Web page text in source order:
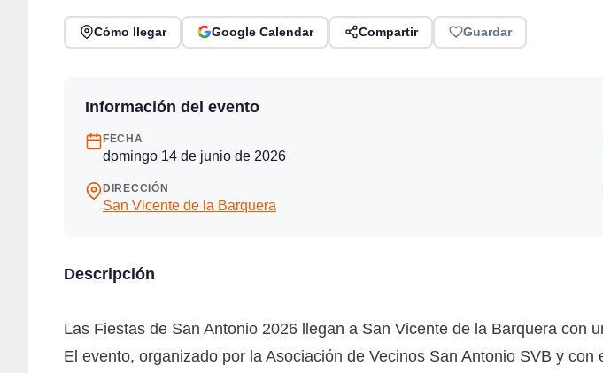
Cómo llegar Google Calendar Compartir Guardar
Información del evento
FECHA
domingo 14 de junio de 2026
DIRECCIÓN
San Vicente de la Barquera
Descripción
Las Fiestas de San Antonio 2026 llegan a San Vicente de la Barquera
El evento, organizado por la Asociación de Vecinos San Antonio SVB y